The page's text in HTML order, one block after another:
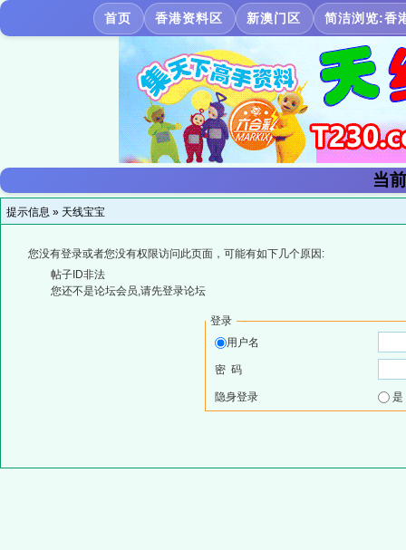
首页 香港资料区 新澳门区 简洁浏览:香
当
提示信息 » 天线宝宝
您没有登录或者您没有权限访问此页面，可能有如下几个原因:
帖子ID非法
您还不是论坛会员,请先登录论坛
登录
用户名
密 码
隐身登录